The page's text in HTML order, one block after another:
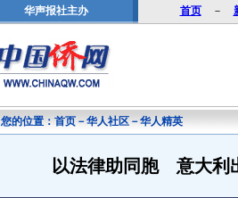
华声报社主办 首页－
您的位置： 首页－华人社区 －华人精英
以法律助同胞 意大利